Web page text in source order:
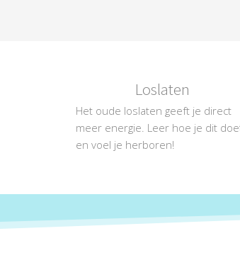
Loslaten
Het oude loslaten geeft je direct
meer energie. Leer hoe je dit
en voel je herboren!